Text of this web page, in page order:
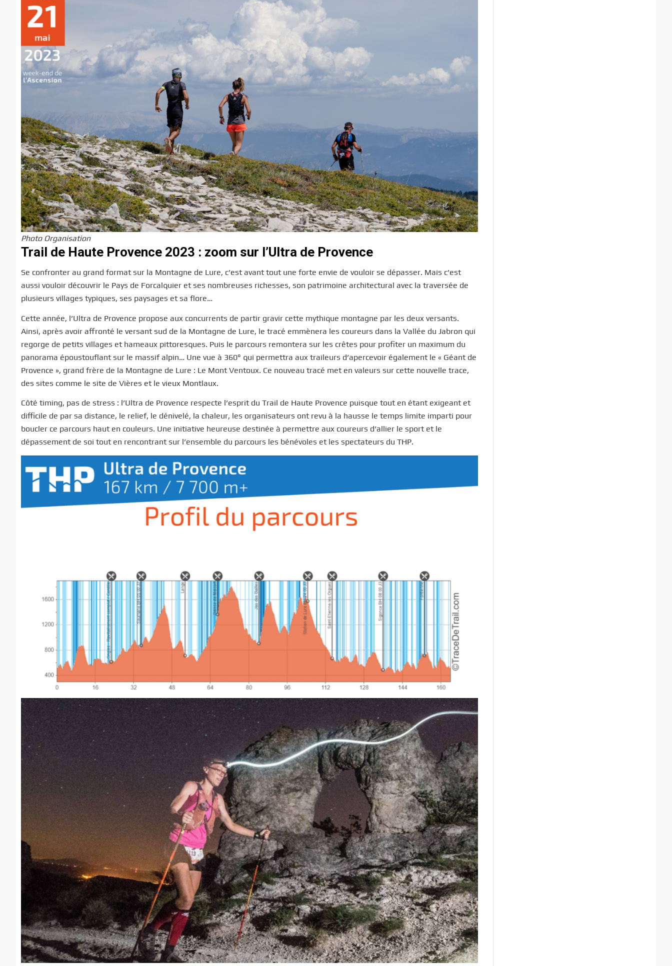
Photo Organisation
Trail de Haute Provence 2023 : zoom sur l’Ultra de Provence
Se confronter au grand format sur la Montagne de Lure, c’est avant tout une forte envie de vouloir se dépasser. Mais c’est
aussi vouloir découvrir le Pays de Forcalquier et ses nombreuses richesses, son patrimoine architectural avec la traversée de
plusieurs villages typiques, ses paysages et sa flore…
Cette année, l’Ultra de Provence propose aux concurrents de partir gravir cette mythique montagne par les deux versants.
Ainsi, après avoir affronté le versant sud de la Montagne de Lure, le tracé emmènera les coureurs dans la Vallée du Jabron qui
regorge de petits villages et hameaux pittoresques. Puis le parcours remontera sur les crêtes pour profiter un maximum du
panorama époustouflant sur le massif alpin… Une vue à 360° qui permettra aux traileurs d’apercevoir également le « Géant de
Provence », grand frère de la Montagne de Lure : Le Mont Ventoux. Ce nouveau tracé met en valeurs sur cette nouvelle trace,
des sites comme le site de Vières et le vieux Montlaux.
Côté timing, pas de stress : l’Ultra de Provence respecte l’esprit du Trail de Haute Provence puisque tout en étant exigeant et
difficile de par sa distance, le relief, le dénivelé, la chaleur, les organisateurs ont revu à la hausse le temps limite imparti pour
boucler ce parcours haut en couleurs. Une initiative heureuse destinée à permettre aux coureurs d’allier le sport et le
dépassement de soi tout en rencontrant sur l’ensemble du parcours les bénévoles et les spectateurs du THP.